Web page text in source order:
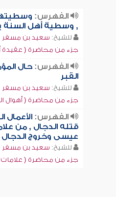
الفهرس:
, وسطية أهل السنة
للشيخ: سعيد بن مسفر
جزء من محاضرة ( عقيدة
الفهرس:حال
القبر
للشيخ: سعيد بن مسفر
جزء من محاضرة ( أهوال
الفهرس:
قتله الدجال , من
عيسى وخروج الدجال
للشيخ: سعيد بن مسفر
جزء من محاضرة ( علامات